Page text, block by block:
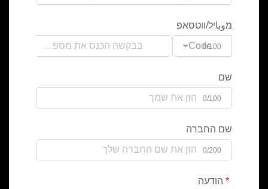
מوباיל/ווטסאפ
Code0/100
שם
0/100
שם החברה
0/200
הודעה